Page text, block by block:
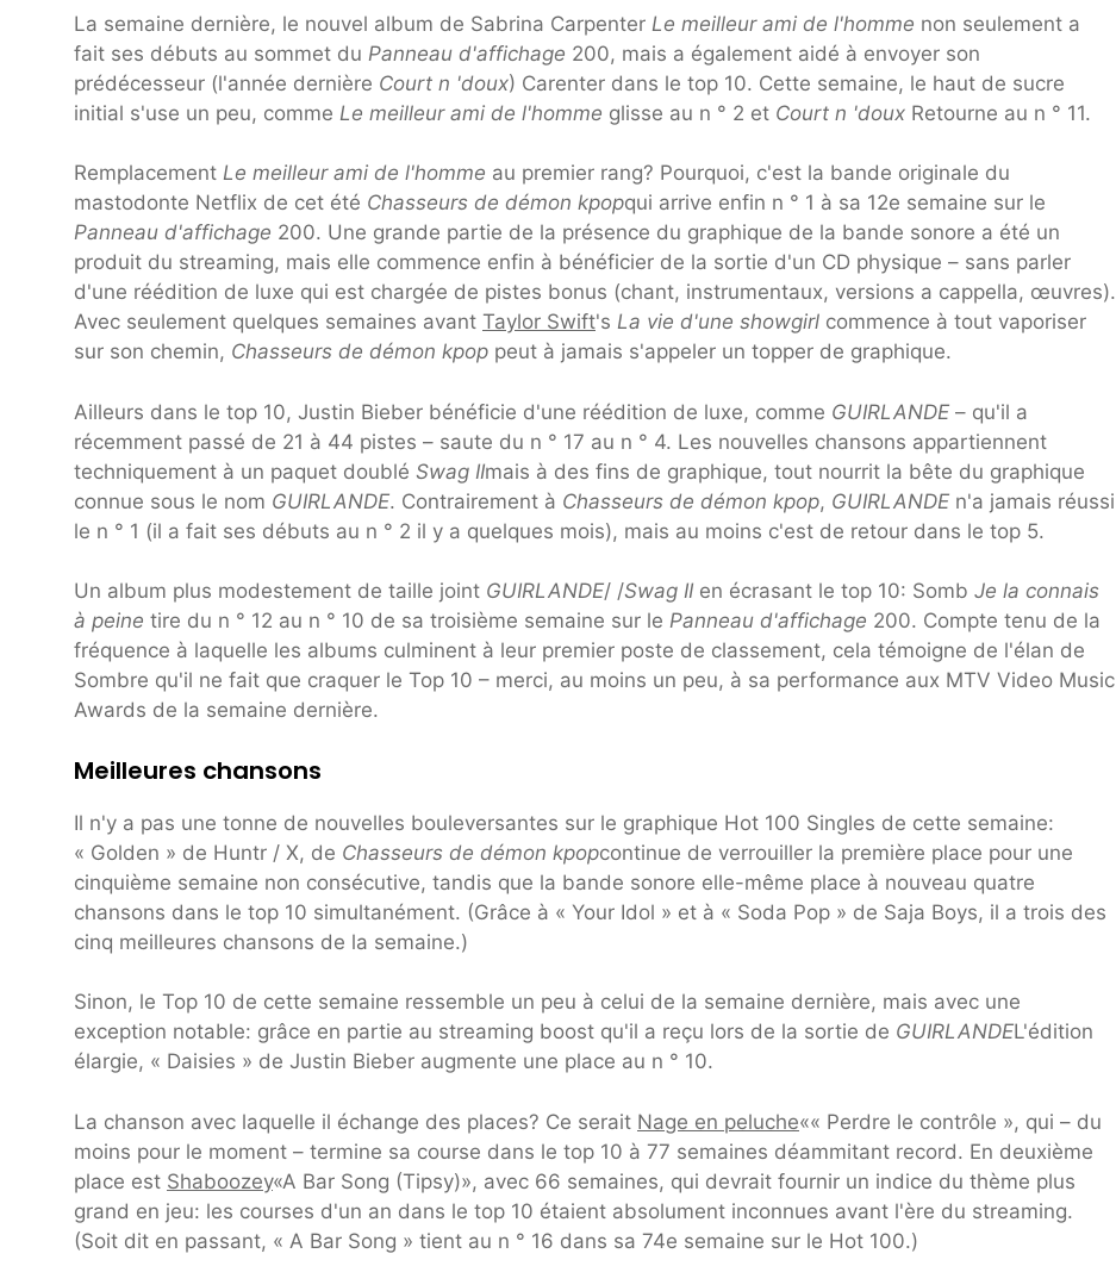
La semaine dernière, le nouvel album de Sabrina Carpenter Le meilleur ami de l'homme non seulement a
fait ses débuts au sommet du Panneau d'affichage 200, mais a également aidé à envoyer son
prédécesseur (l'année dernière Court n 'doux) Carenter dans le top 10. Cette semaine, le haut de sucre
initial s'use un peu, comme Le meilleur ami de l'homme glisse au n ° 2 et Court n 'doux Retourne au n ° 11.
Remplacement Le meilleur ami de l'homme au premier rang? Pourquoi, c'est la bande originale du
mastodonte Netflix de cet été Chasseurs de démon kpopqui arrive enfin n ° 1 à sa 12e semaine sur le
Panneau d'affichage 200. Une grande partie de la présence du graphique de la bande sonore a été un
produit du streaming, mais elle commence enfin à bénéficier de la sortie d'un CD physique – sans parler
d'une réédition de luxe qui est chargée de pistes bonus (chant, instrumentaux, versions a cappella, œuvres).
Avec seulement quelques semaines avant Taylor Swift's La vie d'une showgirl commence à tout vaporiser
sur son chemin, Chasseurs de démon kpop peut à jamais s'appeler un topper de graphique.
Ailleurs dans le top 10, Justin Bieber bénéficie d'une réédition de luxe, comme GUIRLANDE – qu'il a
récemment passé de 21 à 44 pistes – saute du n ° 17 au n ° 4. Les nouvelles chansons appartiennent
techniquement à un paquet doublé Swag IImais à des fins de graphique, tout nourrit la bête du graphique
connue sous le nom GUIRLANDE. Contrairement à Chasseurs de démon kpop, GUIRLANDE n'a jamais réussi
le n ° 1 (il a fait ses débuts au n ° 2 il y a quelques mois), mais au moins c'est de retour dans le top 5.
Un album plus modestement de taille joint GUIRLANDE/ /Swag II en écrasant le top 10: Somb Je la connais
à peine tire du n ° 12 au n ° 10 de sa troisième semaine sur le Panneau d'affichage 200. Compte tenu de la
fréquence à laquelle les albums culminent à leur premier poste de classement, cela témoigne de l'élan de
Sombre qu'il ne fait que craquer le Top 10 – merci, au moins un peu, à sa performance aux MTV Video Music
Awards de la semaine dernière.
Meilleures chansons
Il n'y a pas une tonne de nouvelles bouleversantes sur le graphique Hot 100 Singles de cette semaine:
« Golden » de Huntr / X, de Chasseurs de démon kpopcontinue de verrouiller la première place pour une
cinquième semaine non consécutive, tandis que la bande sonore elle-même place à nouveau quatre
chansons dans le top 10 simultanément. (Grâce à « Your Idol » et à « Soda Pop » de Saja Boys, il a trois des
cinq meilleures chansons de la semaine.)
Sinon, le Top 10 de cette semaine ressemble un peu à celui de la semaine dernière, mais avec une
exception notable: grâce en partie au streaming boost qu'il a reçu lors de la sortie de GUIRLANDEL'édition
élargie, « Daisies » de Justin Bieber augmente une place au n ° 10.
La chanson avec laquelle il échange des places? Ce serait Nage en peluche«« Perdre le contrôle », qui – du
moins pour le moment – termine sa course dans le top 10 à 77 semaines déammitant record. En deuxième
place est Shaboozey«A Bar Song (Tipsy)», avec 66 semaines, qui devrait fournir un indice du thème plus
grand en jeu: les courses d'un an dans le top 10 étaient absolument inconnues avant l'ère du streaming.
(Soit dit en passant, « A Bar Song » tient au n ° 16 dans sa 74e semaine sur le Hot 100.)